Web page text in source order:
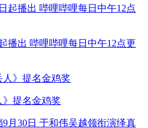
播出 哔哩哔哩每日中午12点更
提名金鸡奖